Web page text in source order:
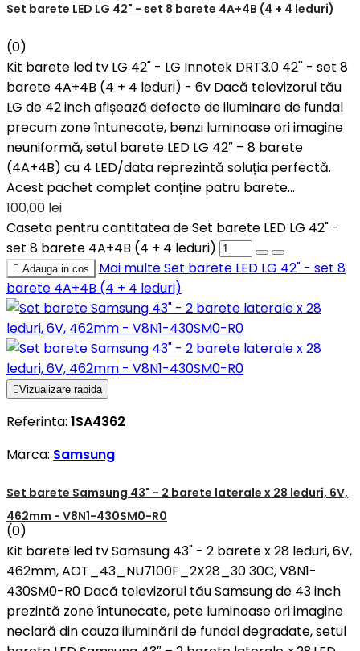
Set barete LED LG 42" - set 8 barete 4A+4B (4 + 4 leduri)
(0)
Kit barete led tv LG 42" - LG Innotek DRT3.0 42'' - set 8
barete 4A+4B (4 + 4 leduri) - 6v Dacă televizorul tău
LG de 42 inch afișează defecte de iluminare de fundal
precum zone întunecate, benzi luminoase ori imagine
neuniformă, setul barete LED LG 42″ – 8 barete
(4A+4B) cu 4 LED/data reprezintă soluția perfectă.
Acest pachet complet conține patru barete...
100,00 lei
Caseta pentru cantitatea de Set barete LED LG 42" -
set 8 barete 4A+4B (4 + 4 leduri)
 Adauga in cos Mai multeSet barete LED LG 42" - set 8
barete 4A+4B (4 + 4 leduri)
Vizualizare rapida
Referinta: 1SA4362
Marca: Samsung
Set barete Samsung 43" - 2 barete laterale x 28 leduri, 6V,
462mm - V8N1-430SM0-R0
(0)
Kit barete led tv Samsung 43" - 2 barete x 28 leduri, 6V,
462mm, AOT_43_NU7100F_2X28_30 30C, V8N1-
430SM0-R0 Dacă televizorul tău Samsung de 43 inch
prezintă zone întunecate, pete luminoase ori imagine
neclară din cauza iluminării de fundal degradate, setul